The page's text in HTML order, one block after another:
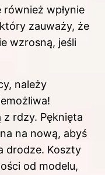
wpłynie
zauważy, że
wzrosną, jeśli
należy
rdzy. Pęknięta
na nową, abyś
drodze. Koszty
od modelu,